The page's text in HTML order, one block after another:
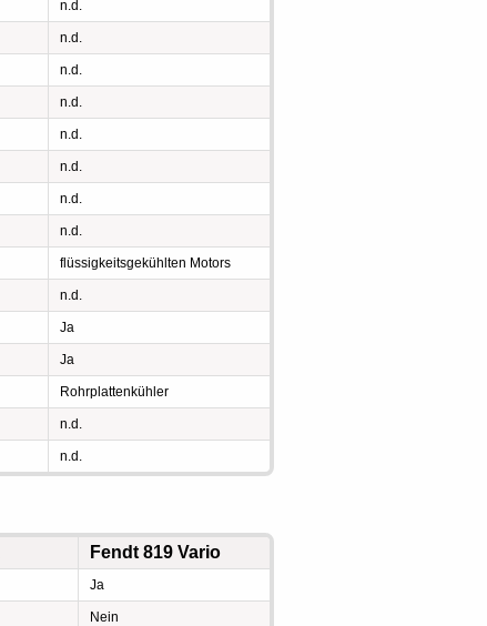
n.d.
n.d.
n.d.
n.d.
n.d.
n.d.
n.d.
n.d.
flüssigkeitsgekühlten Motors
n.d.
Ja
Ja
Rohrplattenkühler
n.d.
n.d.
Fendt 819 Vario
Ja
Nein